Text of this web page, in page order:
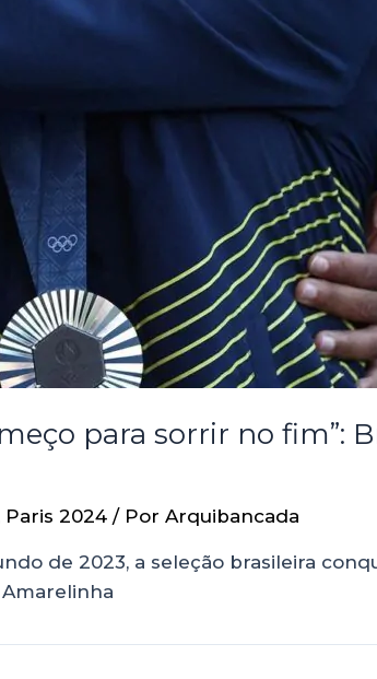
para sorrir no fim”:
Paris 2024 / Por Arquibancada
de 2023, a seleção brasileira